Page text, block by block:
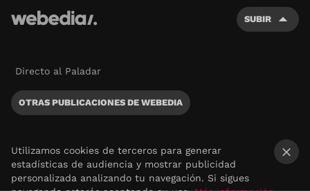
SUBIR
Directo al Paladar
OTRAS PUBLICACIONES DE WEBEDIA
Utilizamos cookies de terceros para generar
estadísticas de audiencia y mostrar publicidad
personalizada analizando tu navegación. Si sigues